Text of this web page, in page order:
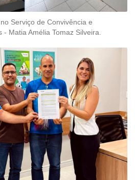
Serviço de Convivência e
Matia Amélia Tomaz Silveira.